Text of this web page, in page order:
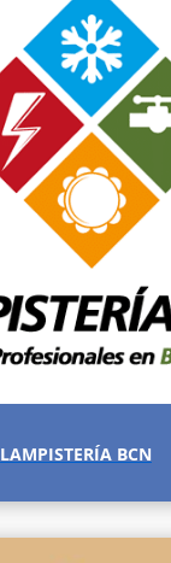
LAMPISTERÍA BCN